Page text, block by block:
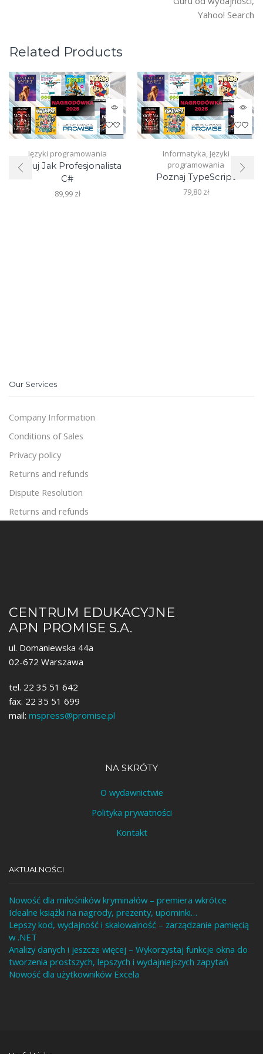
Yahoo! Search
Related Products
Języki programowania
Koduj Jak Profesjonalista
C#
89,99 zł
Informatyka, Języki
programowania
Poznaj TypeScript
79,80 zł
Our Services
Company Information
Conditions of Sales
Privacy policy
Returns and refunds
Dispute Resolution
Returns and refunds
CENTRUM EDUKACYJNE
APN PROMISE S.A.
ul. Domaniewska 44a
02-672 Warszawa
tel. 22 35 51 642
fax. 22 35 51 699
mail: mspress@promise.pl
NA SKRÓTY
O wydawnictwie
Polityka prywatności
Kontakt
AKTUALNOŚCI
Nowość dla miłośników kryminałów – premiera wkrótce
Idealne książki na nagrody, prezenty, upominki…
Lepszy kod, wydajność i skalowalność – zarządzanie pamięcią
w .NET
Analizy danych i jeszcze więcej – Wykorzystaj funkcje okna do
tworzenia prostszych, lepszych i wydajniejszych zapytań
Nowość dla użytkowników Excela